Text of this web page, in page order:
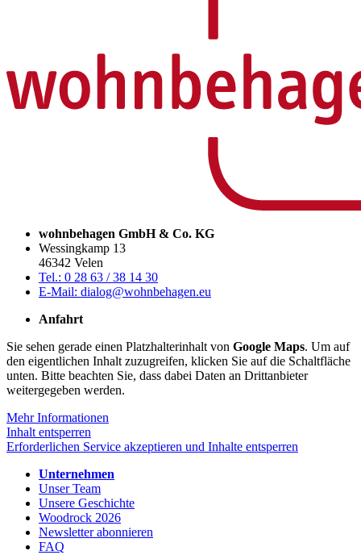
wohnbehagen GmbH & Co. KG
Wessingkamp 13
46342 Velen
Tel.: 0 28 63 / 38 14 30
E-Mail: dialog@wohnbehagen.eu
Anfahrt
Sie sehen gerade einen Platzhalterinhalt von Google Maps. Um auf
den eigentlichen Inhalt zuzugreifen, klicken Sie auf die Schaltfläche
unten. Bitte beachten Sie, dass dabei Daten an Drittanbieter
weitergegeben werden.
Mehr Informationen
Inhalt entsperren
Erforderlichen Service akzeptieren und Inhalte entsperren
Unternehmen
Unser Team
Unsere Geschichte
Woodrock 2026
Newsletter abonnieren
FAQ